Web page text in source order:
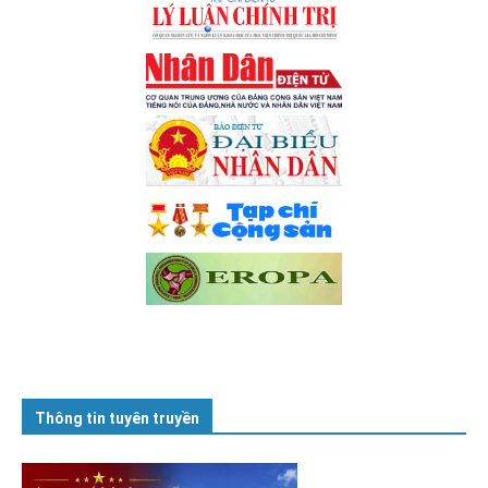
Thông tin tuyên truyền